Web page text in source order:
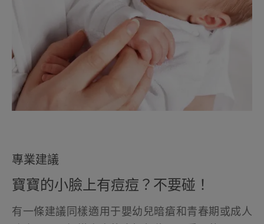
專業建議
寶寶的小臉上有痘痘？不要碰！
有一條建議同樣適用于嬰幼兒暗瘡和青春期或成人